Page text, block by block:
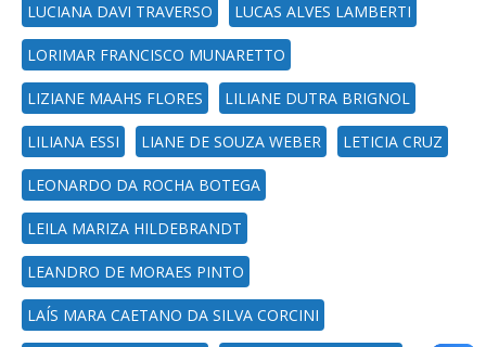
LUCIANA DAVI TRAVERSO LUCAS ALVES LAMBERTI
LORIMAR FRANCISCO MUNARETTO
LIZIANE MAAHS FLORES LILIANE DUTRA BRIGNOL
LILIANA ESSI LIANE DE SOUZA WEBER LETICIA CRUZ
LEONARDO DA ROCHA BOTEGA
LEILA MARIZA HILDEBRANDT
LEANDRO DE MORAES PINTO
LAÍS MARA CAETANO DA SILVA CORCINI